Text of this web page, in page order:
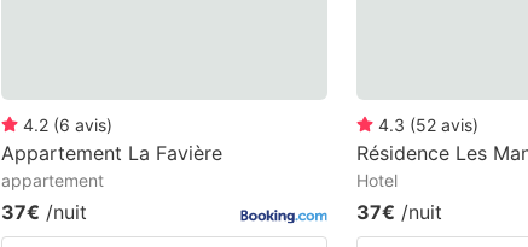
4.2 (6 avis)
Appartement La Favière
appartement
37€ /nuit
4.3 (52 avis)
Résidence Les
Hotel
37€ /nuit